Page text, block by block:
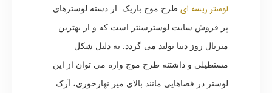
لوستر ریسه ای طرح موج باریک از دسته لوسترهای
پر فروش سایت لوسترسنتر است که و از بهترین
متریال روز دنیا تولید می گردد. به دلیل شکل
مستطیلی و داشتنه طرح موج واره می توان از این
لوستر در فضاهایی مانند بالای میز نهارخوری، آرک